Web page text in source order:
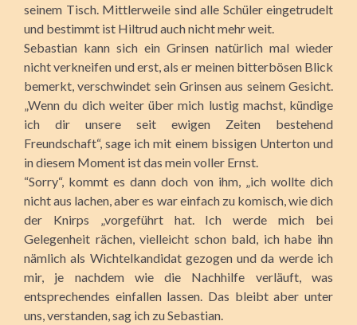
seinem Tisch. Mittlerweile sind alle Schüler eingetrudelt
und bestimmt ist Hiltrud auch nicht mehr weit.
Sebastian kann sich ein Grinsen natürlich mal wieder
nicht verkneifen und erst, als er meinen bitterbösen Blick
bemerkt, verschwindet sein Grinsen aus seinem Gesicht.
„Wenn du dich weiter über mich lustig machst, kündige
ich dir unsere seit ewigen Zeiten bestehend
Freundschaft“, sage ich mit einem bissigen Unterton und
in diesem Moment ist das mein voller Ernst.
“Sorry“, kommt es dann doch von ihm, „ich wollte dich
nicht aus lachen, aber es war einfach zu komisch, wie dich
der Knirps „vorgeführt hat. Ich werde mich bei
Gelegenheit rächen, vielleicht schon bald, ich habe ihn
nämlich als Wichtelkandidat gezogen und da werde ich
mir, je nachdem wie die Nachhilfe verläuft, was
entsprechendes einfallen lassen. Das bleibt aber unter
uns, verstanden, sag ich zu Sebastian.